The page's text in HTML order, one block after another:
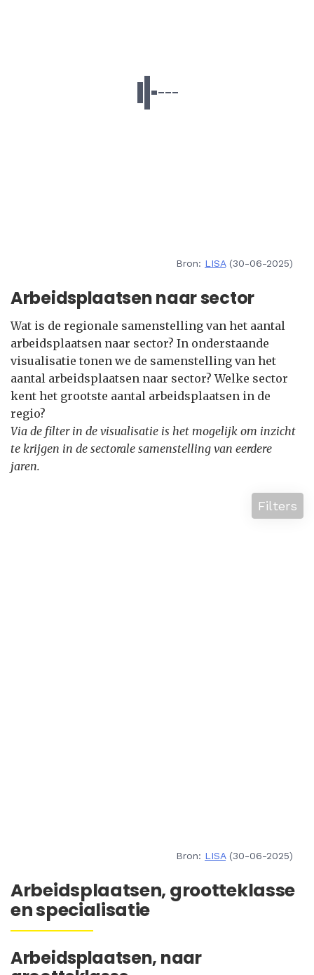
Bron: LISA(30-06-2025)
Arbeidsplaatsen naar sector
Wat is de regionale samenstelling van het aantal
arbeidsplaatsen naar sector? In onderstaande
visualisatie tonen we de samenstelling van het
aantal arbeidsplaatsen naar sector? Welke sector
kent het grootste aantal arbeidsplaatsen in de
regio?
Via de filter in de visualisatie is het mogelijk om inzicht
te krijgen in de sectorale samenstelling van eerdere
jaren.
Filters
Bron: LISA(30-06-2025)
Arbeidsplaatsen, grootteklasse
en specialisatie
Arbeidsplaatsen, naar